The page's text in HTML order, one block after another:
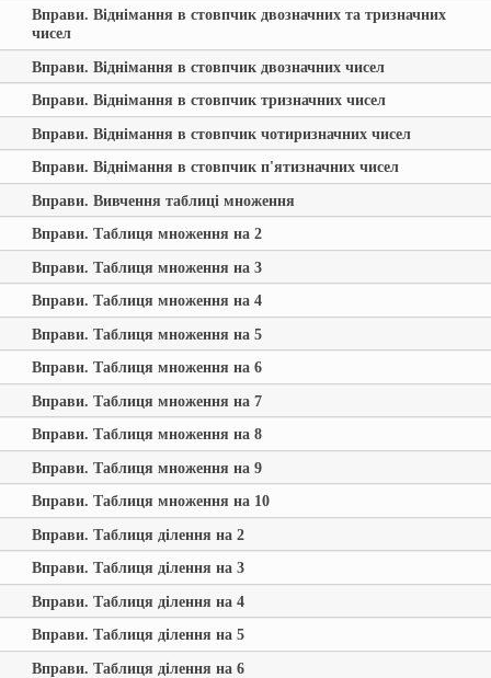
Вправи. Віднімання в стовпчик двозначних та тризначних
чисел
Вправи. Віднімання в стовпчик двозначних чисел
Вправи. Віднімання в стовпчик тризначних чисел
Вправи. Віднімання в стовпчик чотиризначних чисел
Вправи. Віднімання в стовпчик п'ятизначних чисел
Вправи. Вивчення таблиці множення
Вправи. Таблиця множення на 2
Вправи. Таблиця множення на 3
Вправи. Таблиця множення на 4
Вправи. Таблиця множення на 5
Вправи. Таблиця множення на 6
Вправи. Таблиця множення на 7
Вправи. Таблиця множення на 8
Вправи. Таблиця множення на 9
Вправи. Таблиця множення на 10
Вправи. Таблиця ділення на 2
Вправи. Таблиця ділення на 3
Вправи. Таблиця ділення на 4
Вправи. Таблиця ділення на 5
Вправи. Таблиця ділення на 6